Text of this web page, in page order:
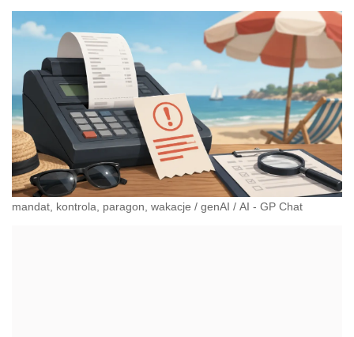
mandat, kontrola, paragon, wakacje / genAI / AI - GP Chat